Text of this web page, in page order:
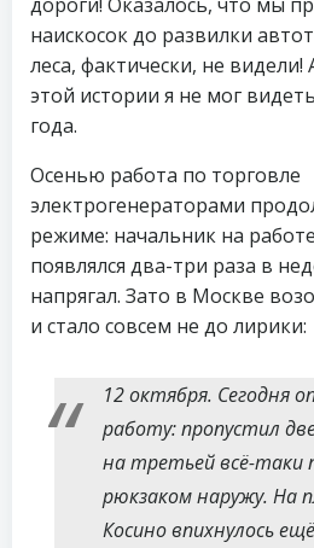
наискосок до развилки
леса, фактически, не видели!
этой истории я не мог
года.
Осенью работа по торговле
электрогенераторами
режиме: начальник на
появлялся два-три раза в
напрягал. Зато в Москве
и стало совсем не до лирики:
12 октября. Сегодня
работу: пропустил
на третьей всё-таки
рюкзаком наружу. На
Косино впихнулось